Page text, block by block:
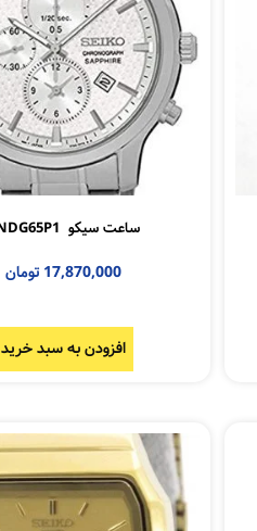
ساعت سیکو SNDG65P1
17,870,000 تومان
افزودن به سبد خرید